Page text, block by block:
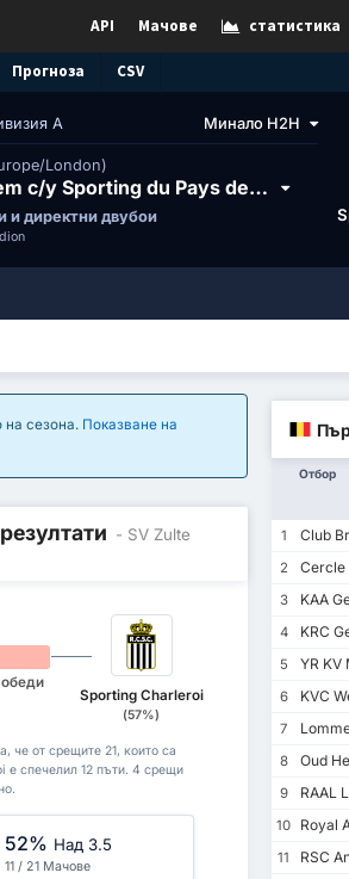
статистика
Мачове
API
Прогноза CSV
А Минало H2H
London)
SV Zulte Waregem с/у Sporting du Pays de Charleroi
и директни двубои
на сезона. Показване на
- SV Zulte
Sporting Charleroi
(57%)
че от срещите 21, които са
е спечелил 12 пъти. 4 срещи
52% Над 3.5
11 / 21 Мачове
Отбор
1 Club
2
Cercle
3
KAA
4
KRC
5
YR KV
6
KVC
7
8
Oud
9
RAAL
10
Royal
11
RSC